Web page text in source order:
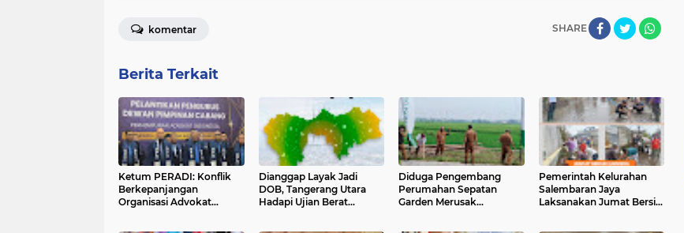
SHARE
komentar
Berita Terkait
Ketum PERADI: Konflik
Berkepanjangan
Organisasi Advokat
Dianggap Layak Jadi
DOB, Tangerang Utara
Hadapi Ujian Berat
Diduga Pengembang
Perumahan Sepatan
Garden Merusak
Pemerintah Kelurahan
Salembaran Jaya
Laksanakan Jumat Bersih,